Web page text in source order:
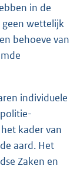
in de
wettelijk
behoeve van
individuele
kader van
aard. Het
Zaken en